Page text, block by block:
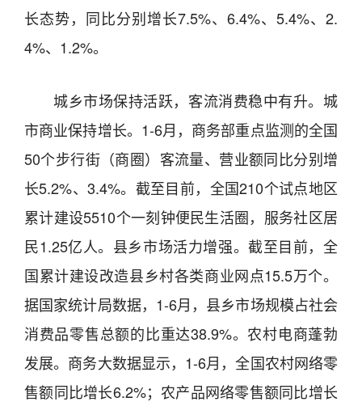
长态势，同比分别增长7.5%、6.4%、5.4%、2.
4%、1.2%。
城乡市场保持活跃，客流消费稳中有升。城
市商业保持增长。1-6月，商务部重点监测的全国
50个步行街（商圈）客流量、营业额同比分别增
长5.2%、3.4%。截至目前，全国210个试点地区
累计建设5510个一刻钟便民生活圈，服务社区居
民1.25亿人。县乡市场活力增强。截至目前，全
国累计建设改造县乡村各类商业网点15.5万个。
据国家统计局数据，1-6月，县乡市场规模占社会
消费品零售总额的比重达38.9%。农村电商蓬勃
发展。商务大数据显示，1-6月，全国农村网络零
售额同比增长6.2%；农产品网络零售额同比增长